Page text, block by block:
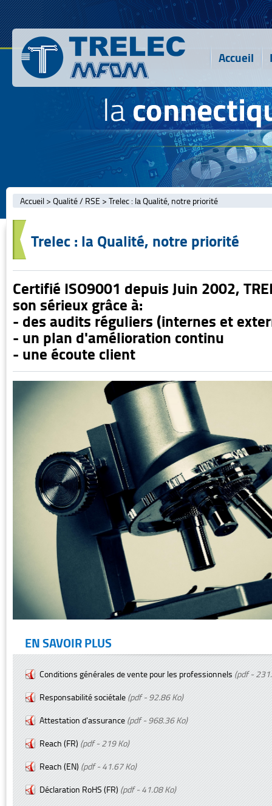
Accueil
Accueil > Qualité / RSE > Trelec : la Qualité, notre priorité
Trelec : la Qualité, notre priorité
Certifié ISO9001 depuis Juin 2002,
son sérieux grâce à:
- des audits réguliers (internes et
- un plan d'amélioration continu
- une écoute client
EN SAVOIR PLUS
Conditions générales de vente pour les professionnels (pdf -
Responsabilité sociétale (pdf - 92.86 Ko)
Attestation d'assurance (pdf - 968.36 Ko)
Reach (FR) (pdf - 219 Ko)
Reach (EN) (pdf - 41.67 Ko)
Déclaration RoHS (FR) (pdf - 41.08 Ko)